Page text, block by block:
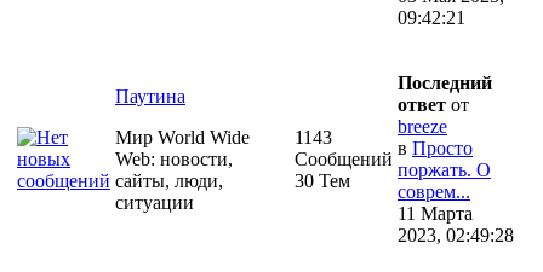
09:42:21
Паутина
Мир World Wide
Web: новости,
сайты, люди,
ситуации
1143
Сообщений
30 Тем
Последний
ответ от
breeze
в Просто
поржать. О
соврем...
11 Марта
2023, 02:49:28